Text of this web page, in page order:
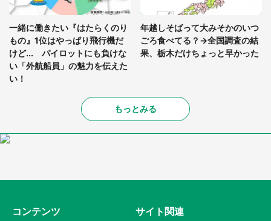
一緒に働きたい『はたらくのり
もの』1位はやっぱり飛行機だ
けど... パイロットにも負けな
い「外航船員」の魅力を伝えた
い！
年越しそばって大みそかのいつ
ごろ食べてる？→全国調査の結
果、栃木だけちょっと早かった
もっとみる
コンテンツ サイト関連